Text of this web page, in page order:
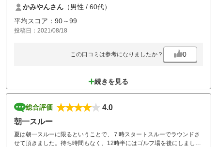
かみやんさん （男性 / 60代）
平均スコア：90～99
投稿日：2021/08/18
この口コミは参考になりましたか？ 0
続きを見る
総合評価
4.0
朝一スルー
夏は朝一スルーに限るということで、７時スタートスルーでラウンドさ
せて頂きました。待ち時間もなく、12時半にはゴルフ場を後にしまし